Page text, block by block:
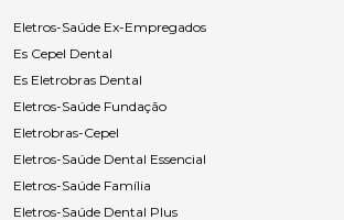
Eletros-Saúde Ex-Empregados
Es Cepel Dental
Es Eletrobras Dental
Eletros-Saúde Fundação
Eletrobras-Cepel
Eletros-Saúde Dental Essencial
Eletros-Saúde Família
Eletros-Saúde Dental Plus